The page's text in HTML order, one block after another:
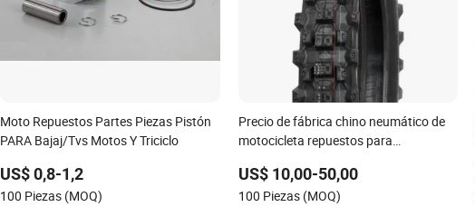
Moto Repuestos Partes Piezas Pistón
PARA Bajaj/Tvs Motos Y Triciclo
US$ 0,8-1,2
100 Piezas (MOQ)
Precio de fábrica chino neumático de
motocicleta repuestos para
cámara Bajaj 90/90-18 130/80-17
120/70/14
US$ 10,00-50,00
100 Piezas (MOQ)